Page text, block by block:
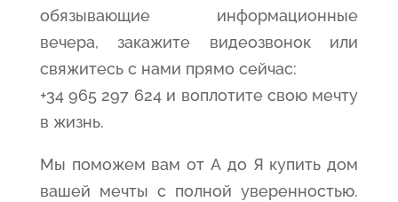
обязывающие информационные
вечера, закажите видеозвонок или
свяжитесь с нами прямо сейчас:
+34 965 297 624 и воплотите свою мечту
в жизнь.
Мы поможем вам от А до Я купить дом
вашей мечты с полной уверенностью.